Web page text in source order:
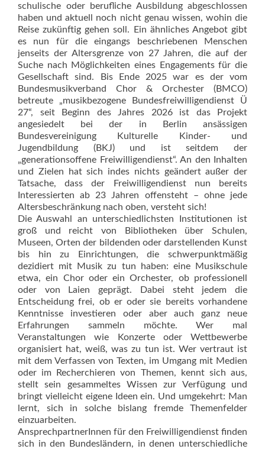
schulische oder berufliche Ausbildung abgeschlossen
haben und aktuell noch nicht genau wissen, wohin die
Reise zukünftig gehen soll. Ein ähnliches Angebot gibt
es nun für die eingangs beschriebenen Menschen
jenseits der Altersgrenze von 27 Jahren, die auf der
Suche nach Möglichkeiten eines Engagements für die
Gesellschaft sind. Bis Ende 2025 war es der vom
Bundesmusikverband Chor & Orchester (BMCO)
betreute „musikbezogene Bundesfreiwilligendienst Ü
27“, seit Beginn des Jahres 2026 ist das Projekt
angesiedelt bei der in Berlin ansässigen
Bundesvereinigung Kulturelle Kinder- und
Jugendbildung (BKJ) und ist seitdem der
„generationsoffene Freiwilligendienst“. An den Inhalten
und Zielen hat sich indes nichts geändert außer der
Tatsache, dass der Freiwilligendienst nun bereits
Interessierten ab 23 Jahren offensteht – ohne jede
Altersbeschränkung nach oben, versteht sich!
Die Auswahl an unterschiedlichsten Institutionen ist
groß und reicht von Bibliotheken über Schulen,
Museen, Orten der bildenden oder darstellenden Kunst
bis hin zu Einrichtungen, die schwerpunktmäßig
dezidiert mit Musik zu tun haben: eine Musikschule
etwa, ein Chor oder ein Orchester, ob professionell
oder von Laien geprägt. Dabei steht jedem die
Entscheidung frei, ob er oder sie bereits vorhandene
Kenntnisse investieren oder aber auch ganz neue
Erfahrungen sammeln möchte. Wer mal
Veranstaltungen wie Konzerte oder Wettbewerbe
organisiert hat, weiß, was zu tun ist. Wer vertraut ist
mit dem Verfassen von Texten, im Umgang mit Medien
oder im Recherchieren von Themen, kennt sich aus,
stellt sein gesammeltes Wissen zur Verfügung und
bringt vielleicht eigene Ideen ein. Und umgekehrt: Man
lernt, sich in solche bislang fremde Themenfelder
einzuarbeiten.
AnsprechpartnerInnen für den Freiwilligendienst finden
sich in den Bundesländern, in denen unterschiedliche